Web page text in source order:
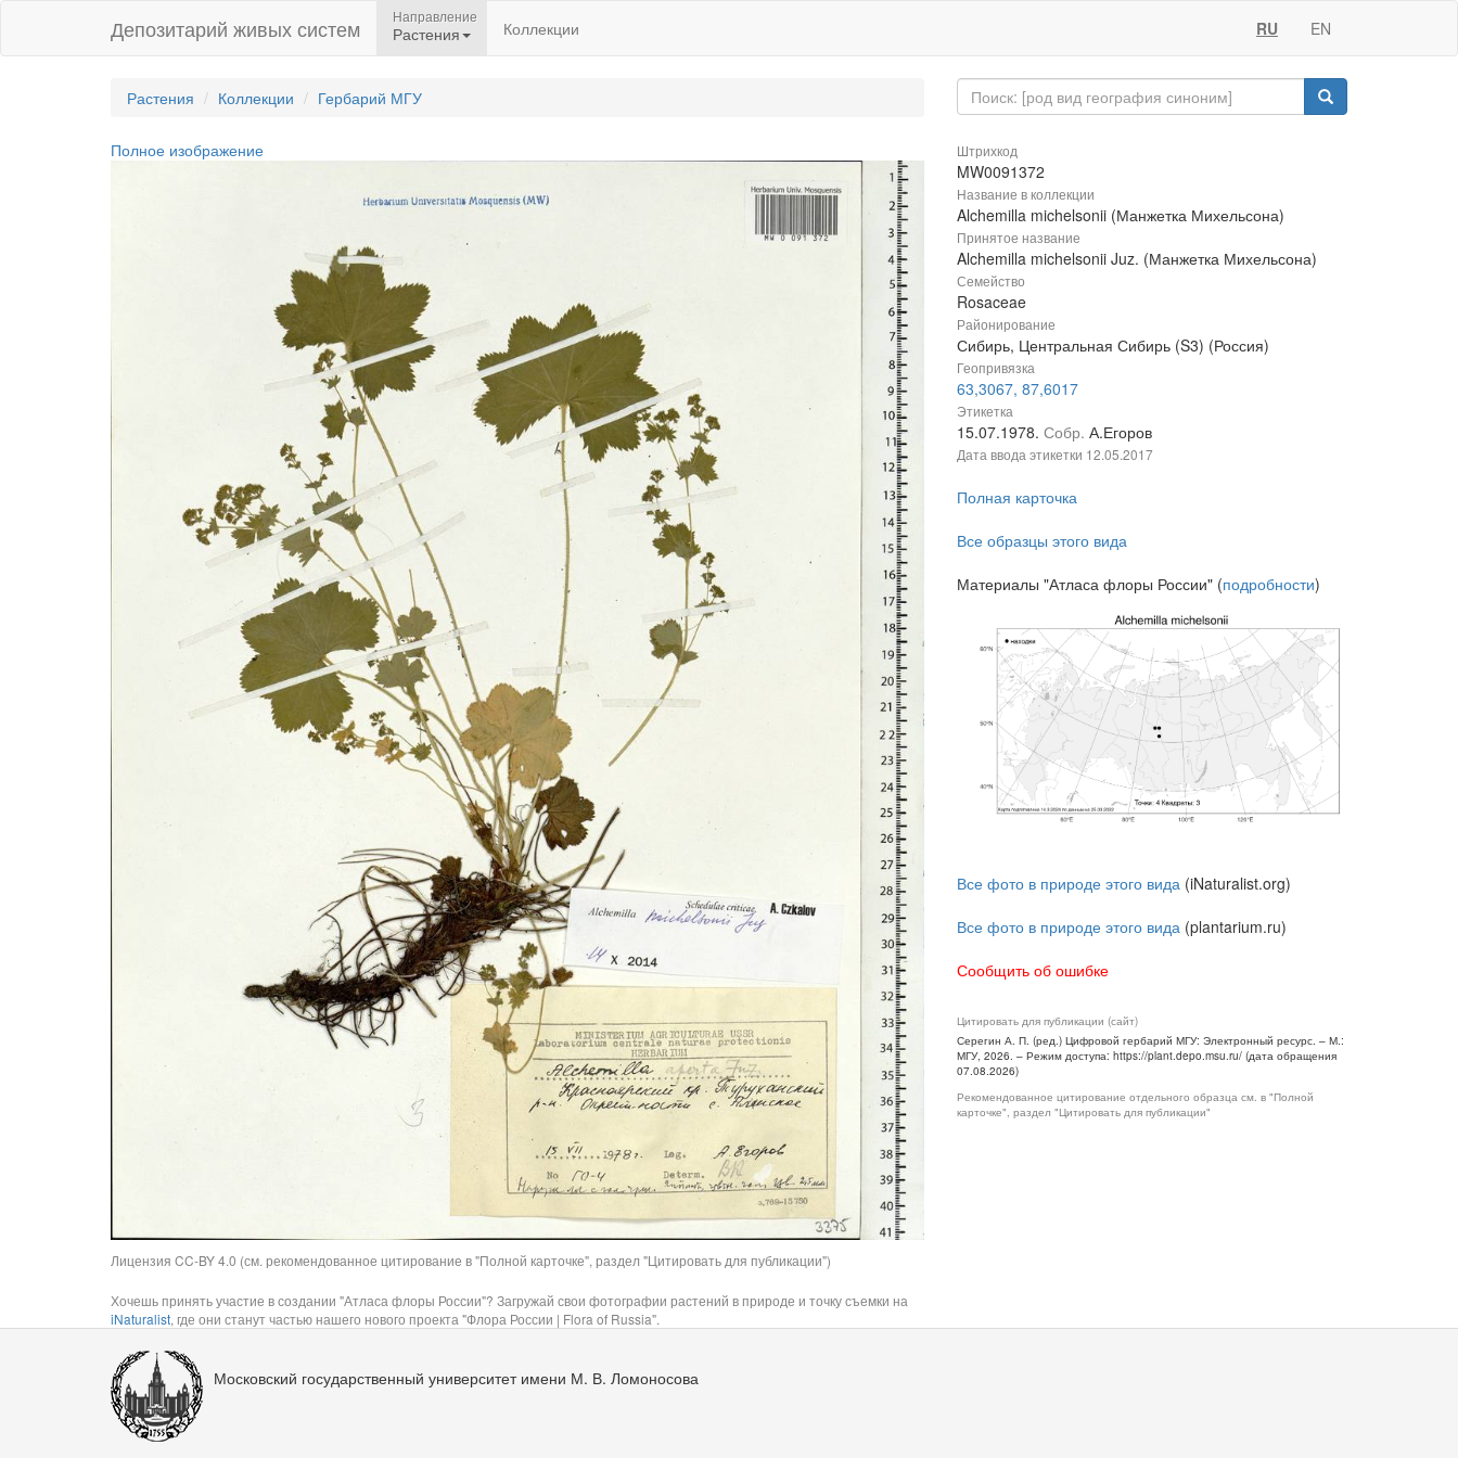
Депозитарий живых систем Направление
Растения Коллекции RU EN
Растения Коллекции Гербарий МГУ
Полное изображение
Лицензия CC-BY 4.0 (см. рекомендованное цитирование в "Полной карточке", раздел "Цитировать для публикации")
Хочешь принять участие в создании "Атласа флоры России"? Загружай свои фотографии растений в природе и точку съемки на
iNaturalist, где они станут частью нашего нового проекта "Флора России | Flora of Russia".
Штрихкод
MW0091372
Название в коллекции
Alchemilla michelsonii (Манжетка Михельсона)
Принятое название
Alchemilla michelsonii Juz. (Манжетка Михельсона)
Семейство
Rosaceae
Районирование
Сибирь, Центральная Сибирь (S3) (Россия)
Геопривязка
63,3067, 87,6017
Этикетка
15.07.1978. Собр. А.Егоров
Дата ввода этикетки 12.05.2017
Полная карточка
Все образцы этого вида
Материалы "Атласа флоры России" (подробности)
Все фото в природе этого вида (iNaturalist.org)
Все фото в природе этого вида (plantarium.ru)
Сообщить об ошибке
Цитировать для публикации (сайт)
Серегин А. П. (ред.) Цифровой гербарий МГУ: Электронный ресурс. – М.:
МГУ, 2026. – Режим доступа: https://plant.depo.msu.ru/ (дата обращения
07.08.2026)
Рекомендованное цитирование отдельного образца см. в "Полной
карточке", раздел "Цитировать для публикации"
Московский государственный университет имени М. В. Ломоносова